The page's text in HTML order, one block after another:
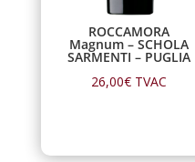
ROCCAMORA
Magnum – SCHOLA
SARMENTI – PUGLIA
26,00€ TVAC